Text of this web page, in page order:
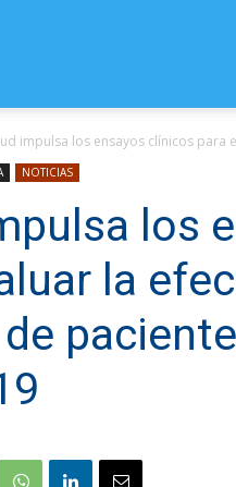
impulsa los ensayos clínicos para
NOTICIAS
los
la